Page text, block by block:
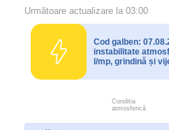
Următoare actualizare la 03:00
Cod galben:
instabilitate
l/mp, grindină și
Conditia
atmosferică